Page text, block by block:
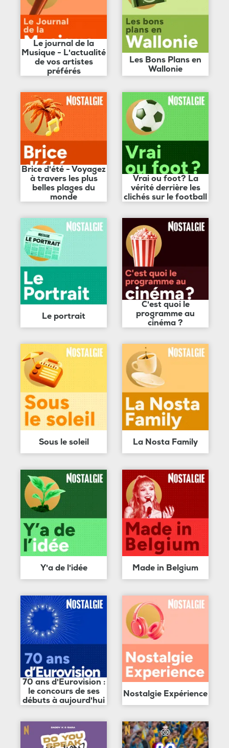
Le journal de la
Musique - L'actualité
de vos artistes
préférés
Les Bons Plans en
Wallonie
Brice d'été - Voyagez
à travers les plus
belles plages du
monde
Vrai ou foot? La
vérité derrière les
clichés sur le football
Le portrait
C'est quoi le
programme au
cinéma ?
Sous le soleil La Nosta Family
Y'a de l'idée Made in Belgium
70 ans d'Eurovision :
le concours de ses
débuts à aujourd'hui
Nostalgie Expérience